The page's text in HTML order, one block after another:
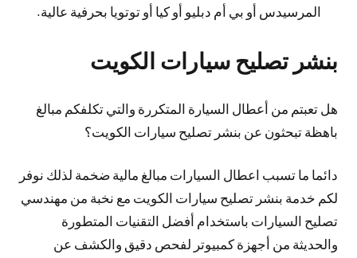
المرسيدس أو بي أم دبليو أو كيا أو توتويا بحرفية عالية.
بنشر تصليح سيارات الكويت
هل تعبتم من أعطال السيارة المتكررة والتي تكلفكم مبالغ
باهظة تبحثون عن بنشر تصليح سيارات الكويت؟
دائما ما تسبب اعطال السيارات مبالغ مالية ضخمة لذلك نوفر
لكم خدمة بنشر تصليح سيارات الكويت مع نخبة من مهندسي
تصليح السيارات باستخدام أفضل التقنيات المتطورة
والحديثة من أجهزة كمبيوتر لفحص دقيق والكشف عن